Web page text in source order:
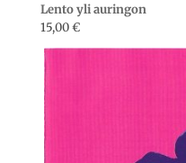
Lento yli auringon
15,00€